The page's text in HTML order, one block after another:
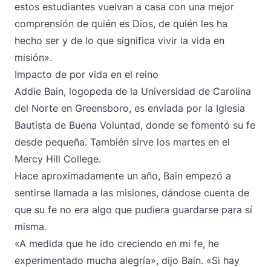
estos estudiantes vuelvan a casa con una mejor
comprensión de quién es Dios, de quién les ha
hecho ser y de lo que significa vivir la vida en
misión».
Impacto de por vida en el reino
Addie Bain, logopeda de la Universidad de Carolina
del Norte en Greensboro, es enviada por la Iglesia
Bautista de Buena Voluntad, donde se fomentó su fe
desde pequeña. También sirve los martes en el
Mercy Hill College.
Hace aproximadamente un año, Bain empezó a
sentirse llamada a las misiones, dándose cuenta de
que su fe no era algo que pudiera guardarse para sí
misma.
«A medida que he ido creciendo en mi fe, he
experimentado mucha alegría», dijo Bain. «Si hay